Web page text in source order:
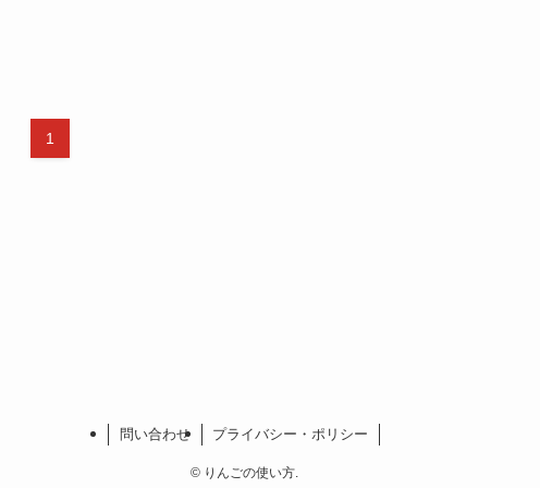
1
問い合わせ プライバシー・ポリシー
©りんごの使い方.